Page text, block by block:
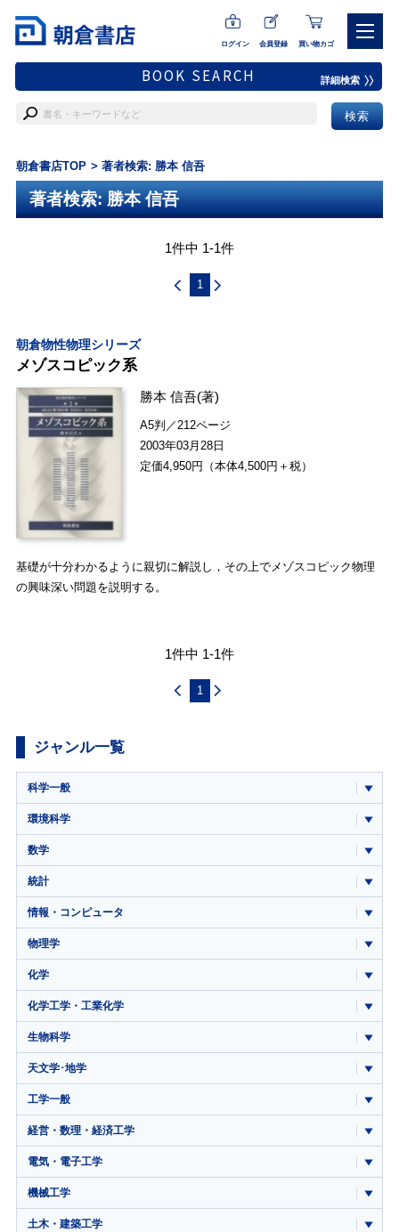
ログイン 会員登録 買い物カゴ
BOOK SEARCH 詳細検索
朝倉書店TOP 著者検索: 勝本 信吾
著者検索: 勝本 信吾
1件中 1-1件
1
朝倉物性物理シリーズ
メゾスコピック系
勝本 信吾(著)
A5判／212ページ
2003年03月28日
定価4,950円（本体4,500円＋税）
基礎が十分わかるように親切に解説し，その上でメゾスコピック物理
の興味深い問題を説明する。
1件中 1-1件
1
ジャンル一覧
科学一般
環境科学
数学
統計
情報・コンピュータ
物理学
化学
化学工学・工業化学
生物科学
天文学･地学
工学一般
経営・数理・経済工学
電気・電子工学
機械工学
土木・建築工学